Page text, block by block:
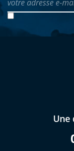
votre adresse e-
Une